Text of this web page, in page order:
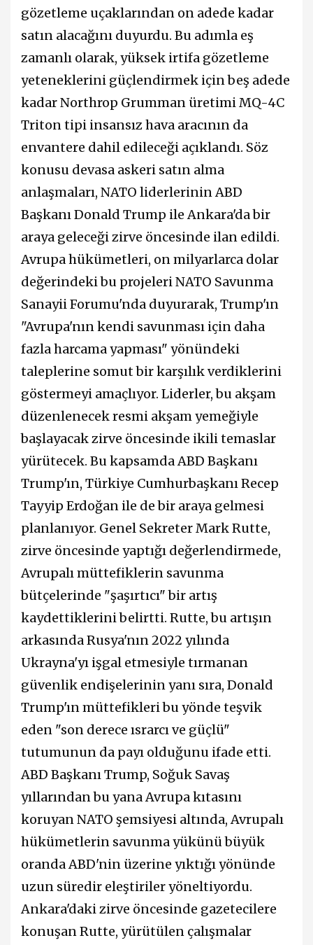
gözetleme uçaklarından on adede kadar
satın alacağını duyurdu. Bu adımla eş
zamanlı olarak, yüksek irtifa gözetleme
yeteneklerini güçlendirmek için beş adede
kadar Northrop Grumman üretimi MQ-4C
Triton tipi insansız hava aracının da
envantere dahil edileceği açıklandı. Söz
konusu devasa askeri satın alma
anlaşmaları, NATO liderlerinin ABD
Başkanı Donald Trump ile Ankara'da bir
araya geleceği zirve öncesinde ilan edildi.
Avrupa hükümetleri, on milyarlarca dolar
değerindeki bu projeleri NATO Savunma
Sanayii Forumu'nda duyurarak, Trump'ın
"Avrupa'nın kendi savunması için daha
fazla harcama yapması" yönündeki
taleplerine somut bir karşılık verdiklerini
göstermeyi amaçlıyor. Liderler, bu akşam
düzenlenecek resmi akşam yemeğiyle
başlayacak zirve öncesinde ikili temaslar
yürütecek. Bu kapsamda ABD Başkanı
Trump'ın, Türkiye Cumhurbaşkanı Recep
Tayyip Erdoğan ile de bir araya gelmesi
planlanıyor. Genel Sekreter Mark Rutte,
zirve öncesinde yaptığı değerlendirmede,
Avrupalı müttefiklerin savunma
bütçelerinde "şaşırtıcı" bir artış
kaydettiklerini belirtti. Rutte, bu artışın
arkasında Rusya'nın 2022 yılında
Ukrayna'yı işgal etmesiyle tırmanan
güvenlik endişelerinin yanı sıra, Donald
Trump'ın müttefikleri bu yönde teşvik
eden "son derece ısrarcı ve güçlü"
tutumunun da payı olduğunu ifade etti.
ABD Başkanı Trump, Soğuk Savaş
yıllarından bu yana Avrupa kıtasını
koruyan NATO şemsiyesi altında, Avrupalı
hükümetlerin savunma yükünü büyük
oranda ABD'nin üzerine yıktığı yönünde
uzun süredir eleştiriler yöneltiyordu.
Ankara'daki zirve öncesinde gazetecilere
konuşan Rutte, yürütülen çalışmalar